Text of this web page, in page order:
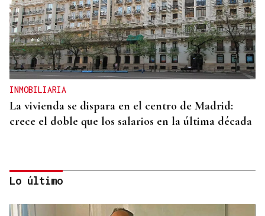
INMOBILIARIA
La vivienda se dispara en el centro de Madrid:
crece el doble que los salarios en la última década
Lo último